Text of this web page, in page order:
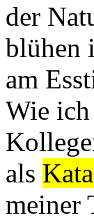
der
blühen
am
Wie ich
als
meiner